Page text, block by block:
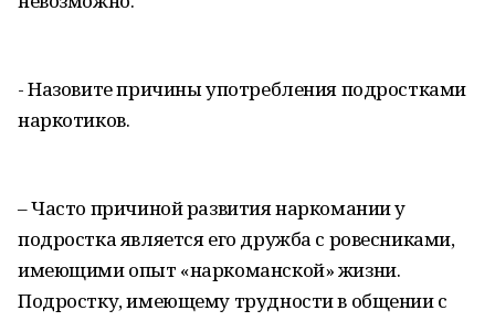
- Назовите причины употребления подростками
наркотиков.
– Часто причиной развития наркомании у
подростка является его дружба с ровесниками,
имеющими опыт «наркоманской» жизни.
Подростку, имеющему трудности в общении с